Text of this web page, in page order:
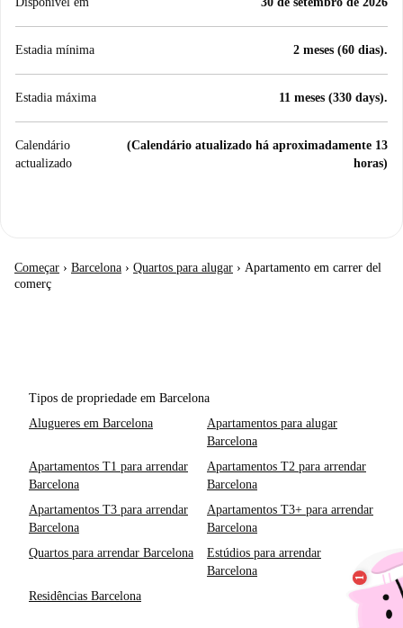
Estadia mínima 2 meses (60 dias).
Estadia máxima 11 meses (330 days).
Calendário
actualizado
(Calendário atualizado há aproximadamente 13
horas)
Começar › Barcelona › Quartos para alugar › Apartamento em carrer del
comerç
Tipos de propriedade em Barcelona
Alugueres em Barcelona
Apartamentos para alugar
Barcelona
Apartamentos T1 para arrendar
Barcelona
Apartamentos T2 para arrendar
Barcelona
Apartamentos T3 para arrendar
Barcelona
Apartamentos T3+ para arrendar
Barcelona
Quartos para arrendar Barcelona
Estúdios para arrendar
Barcelona
Residências Barcelona